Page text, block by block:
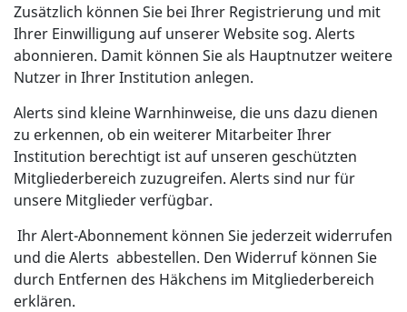
Zusätzlich können Sie bei Ihrer Registrierung und mit
Ihrer Einwilligung auf unserer Website sog. Alerts
abonnieren. Damit können Sie als Hauptnutzer weitere
Nutzer in Ihrer Institution anlegen.
Alerts sind kleine Warnhinweise, die uns dazu dienen
zu erkennen, ob ein weiterer Mitarbeiter Ihrer
Institution berechtigt ist auf unseren geschützten
Mitgliederbereich zuzugreifen. Alerts sind nur für
unsere Mitglieder verfügbar.
Ihr Alert-Abonnement können Sie jederzeit widerrufen
und die Alerts abbestellen. Den Widerruf können Sie
durch Entfernen des Häkchens im Mitgliederbereich
erklären.